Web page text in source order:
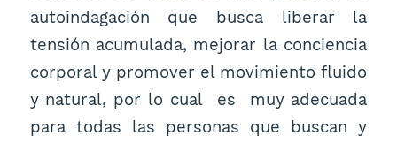
autoindagación que busca liberar la
tensión acumulada, mejorar la conciencia
corporal y promover el movimiento fluido
y natural, por lo cual es muy adecuada
para todas las personas que buscan y